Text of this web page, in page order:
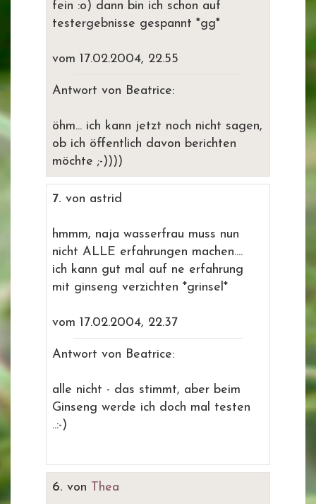
fein :o) dann bin ich schon auf
testergebnisse gespannt *gg*
vom 17.02.2004, 22.55
Antwort von Beatrice:
öhm... ich kann jetzt noch nicht sagen,
ob ich öffentlich davon berichten
möchte ;-))))
7. von astrid
hmmm, naja wasserfrau muss nun
nicht ALLE erfahrungen machen....
ich kann gut mal auf ne erfahrung
mit ginseng verzichten *grinsel*
vom 17.02.2004, 22.37
Antwort von Beatrice:
alle nicht - das stimmt, aber beim
Ginseng werde ich doch mal testen
..:-)
6. von Thea